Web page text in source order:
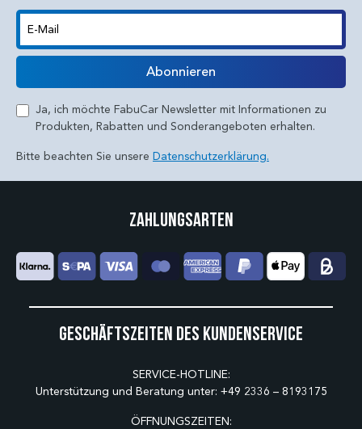
E-Mail
Abonnieren
Ja, ich möchte FabuCar Newsletter mit Informationen zu
Produkten, Rabatten und Sonderangeboten erhalten.
Bitte beachten Sie unsere Datenschutzerklärung.
Geschäftszeiten des Kundenservice
SERVICE-HOTLINE:
Unterstützung und Beratung unter: +49 2336 – 8193175
ÖFFNUNGSZEITEN:
Zahlungsarten